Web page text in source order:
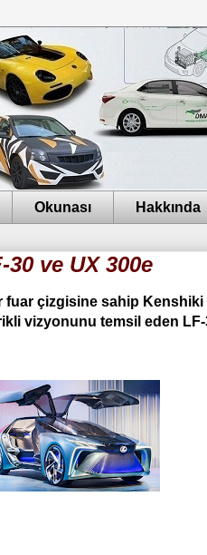
Okunası Hakkında
ve UX 300e
fuar çizgisine sahip
vizyonunu temsil eden